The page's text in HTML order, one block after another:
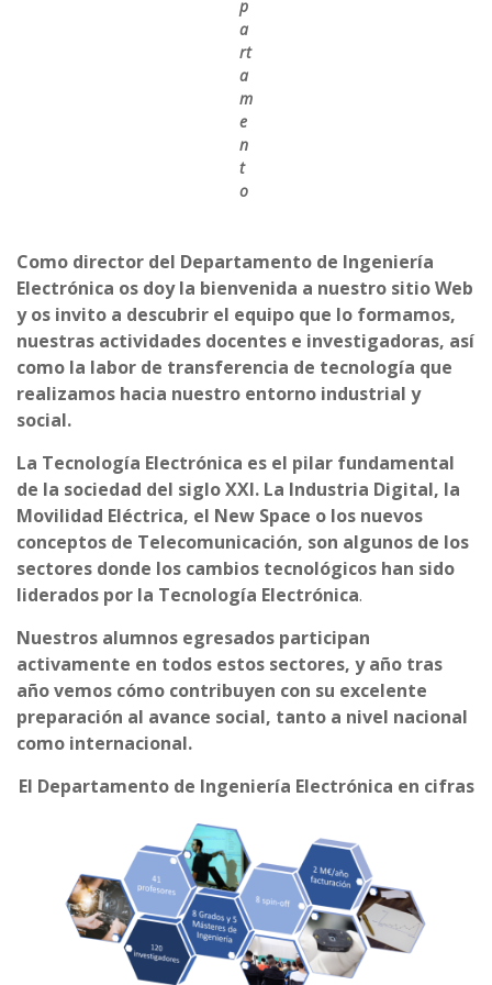
p
a
rt
a
m
e
n
t
o
Como director del Departamento de Ingeniería
Electrónica os doy la bienvenida a nuestro sitio Web
y os invito a descubrir el equipo que lo formamos,
nuestras actividades docentes e investigadoras, así
como la labor de transferencia de tecnología que
realizamos hacia nuestro entorno industrial y
social.
La Tecnología Electrónica es el pilar fundamental
de la sociedad del siglo XXI. La Industria Digital, la
Movilidad Eléctrica, el New Space o los nuevos
conceptos de Telecomunicación, son algunos de los
sectores donde los cambios tecnológicos han sido
liderados por la Tecnología Electrónica.
Nuestros alumnos egresados participan
activamente en todos estos sectores, y año tras
año vemos cómo contribuyen con su excelente
preparación al avance social, tanto a nivel nacional
como internacional.
El Departamento de Ingeniería Electrónica en cifras